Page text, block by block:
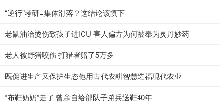
“逆行”考研=集体滑落？这结论该慎下
老鼠油治烫伤致孩子进ICU 害人偏方为何被奉为灵丹妙药
老人被野猪咬伤 打猎者赔了5万多
既促进生产又保护生态他用古代农耕智慧造福现代农业
“布鞋奶奶”走了 曾亲自给部队子弟兵送鞋40年